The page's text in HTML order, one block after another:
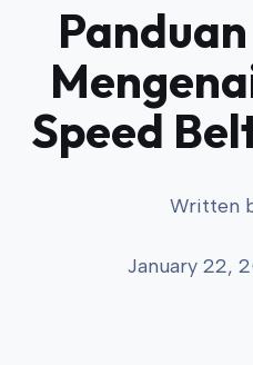
Speed
Written
January 22,